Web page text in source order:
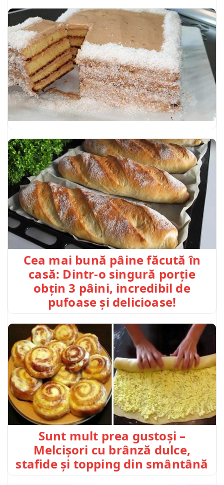
Cea mai bună pâine făcută în
casă: Dintr-o singură porție
obțin 3 pâini, incredibil de
pufoase și delicioase!
Sunt mult prea gustoși –
Melcișori cu brânză dulce,
stafide și topping din smântână